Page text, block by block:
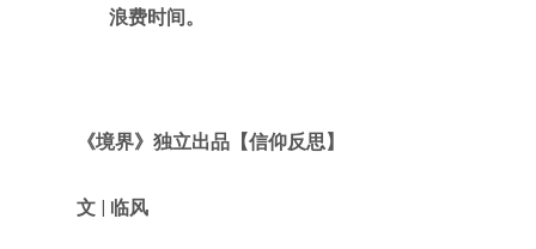
浪费时间。
《境界》独立出品【信仰反思】
文 | 临风